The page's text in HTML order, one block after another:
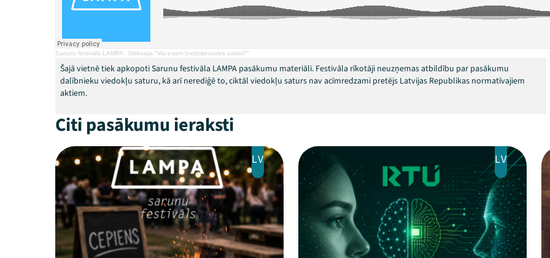
Sarunu festivāls LAMPA · Diskusija "Vai esam (ne)izdevusies valsts?"
Šajā vietnē tiek apkopoti Sarunu festivāla LAMPA pasākumu materiāli. Festivāla rīkotāji neuzņemas atbildību par pasākumu
dalībnieku viedokļu saturu, kā arī nerediģē to, ciktāl viedokļu saturs nav acīmredzami pretējs Latvijas Republikas normatīvajiem
aktiem.
Citi pasākumu ieraksti
LV LV